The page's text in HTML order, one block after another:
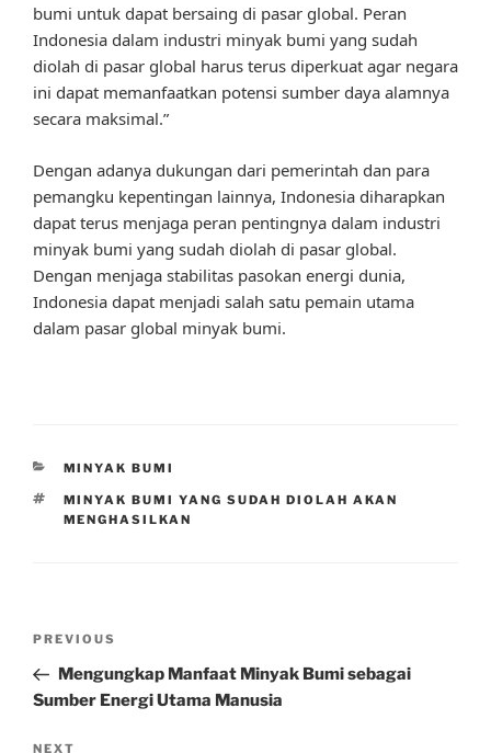
bumi untuk dapat bersaing di pasar global. Peran
Indonesia dalam industri minyak bumi yang sudah
diolah di pasar global harus terus diperkuat agar negara
ini dapat memanfaatkan potensi sumber daya alamnya
secara maksimal.”
Dengan adanya dukungan dari pemerintah dan para
pemangku kepentingan lainnya, Indonesia diharapkan
dapat terus menjaga peran pentingnya dalam industri
minyak bumi yang sudah diolah di pasar global.
Dengan menjaga stabilitas pasokan energi dunia,
Indonesia dapat menjadi salah satu pemain utama
dalam pasar global minyak bumi.
CATEGORIES
MINYAK BUMI
TAGS
MINYAK BUMI YANG SUDAH DIOLAH AKAN
MENGHASILKAN
Previous
Post
PREVIOUS
Mengungkap Manfaat Minyak Bumi sebagai
Sumber Energi Utama Manusia
NEXT